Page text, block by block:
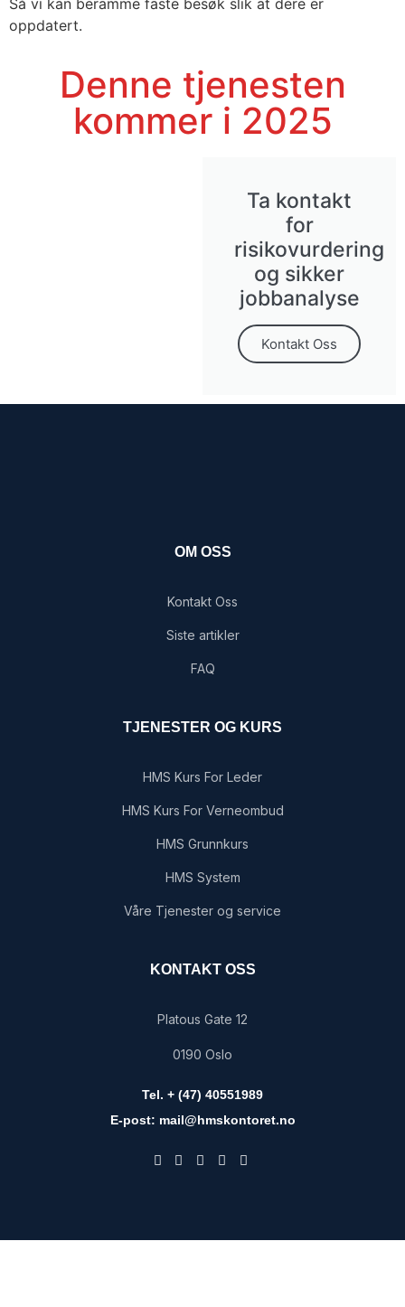
oppdatert.
Denne tjenesten
kommer i 2025
Ta kontakt
for
risikovurdering
og sikker
jobbanalyse
Kontakt Oss
OM OSS
Kontakt Oss
Siste artikler
FAQ
TJENESTER OG KURS
HMS Kurs For Leder
HMS Kurs For Verneombud
HMS Grunnkurs
HMS System
Våre Tjenester og service
KONTAKT OSS
Platous Gate 12
0190 Oslo
Tel. + (47) 40551989
E-post: mail@hmskontoret.no